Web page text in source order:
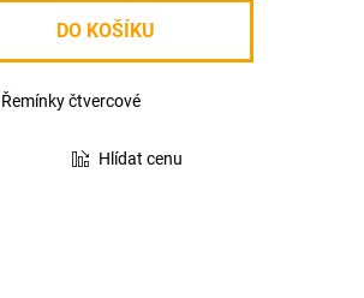
Řemínky čtvercové
Hlídat cenu